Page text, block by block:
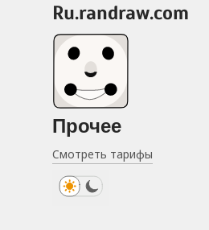
ru.randraw.com
Прочее
Смотреть тарифы